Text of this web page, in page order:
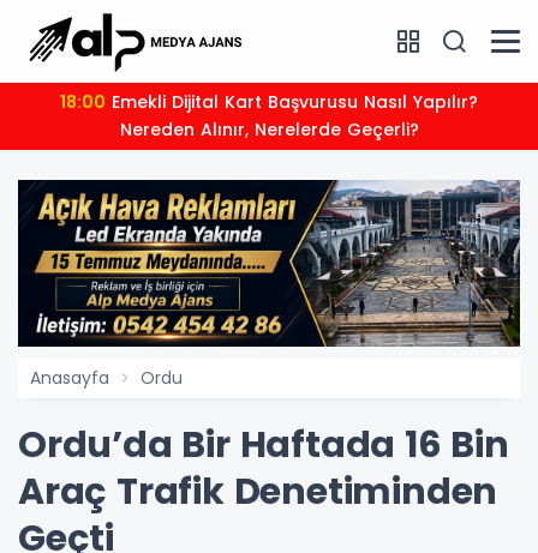
18:00
Nereden Alınır, Nerelerde Geçerli?
Anasayfa Ordu
Ordu’da Bir Haftada 16 Bin
Araç Trafik Denetiminden
Geçti